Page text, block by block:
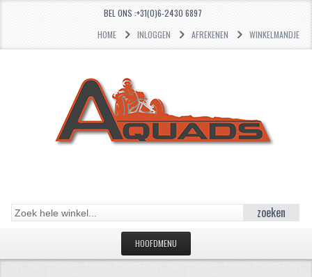
BEL ONS :+31(0)6-2430 6897
HOME
INLOGGEN AFREKENEN WINKELMANDJE
zoeken
HOOFDMENU